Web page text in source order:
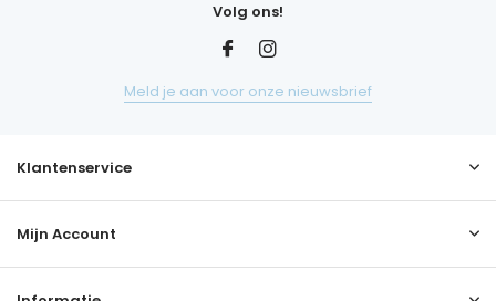
Volg ons!
Meld je aan voor onze nieuwsbrief
Klantenservice
Mijn Account